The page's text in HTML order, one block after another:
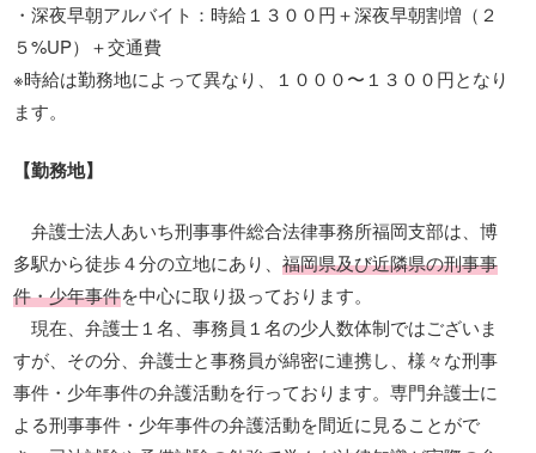
・深夜早朝アルバイト：時給１３００円＋深夜早朝割増（２
５%UP）＋交通費
※時給は勤務地によって異なり、１０００〜１３００円となり
ます。
【勤務地】
弁護士法人あいち刑事事件総合法律事務所福岡支部は、博
多駅から徒歩４分の立地にあり、福岡県及び近隣県の刑事事
件・少年事件を中心に取り扱っております。
現在、弁護士１名、事務員１名の少人数体制ではございま
すが、その分、弁護士と事務員が綿密に連携し、様々な刑事
事件・少年事件の弁護活動を行っております。専門弁護士に
よる刑事事件・少年事件の弁護活動を間近に見ることがで